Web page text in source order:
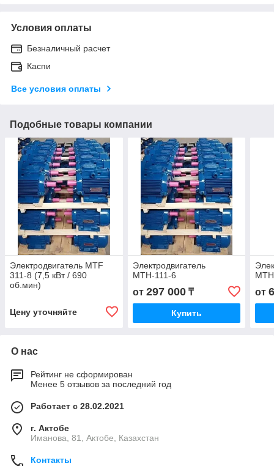
Условия оплаты
Безналичный расчет
Каспи
Все условия оплаты
Подобные товары компании
Электродвигатель MTF
311-8 (7,5 кВт / 690
об.мин)
Цену уточняйте
Электродвигатель
МТН-111-6
от 297 000₸
Купить
от
О нас
Рейтинг не сформирован
Менее 5 отзывов за последний год
Работает с 28.02.2021
г. Актобе
Иманова, 81, Актобе, Казахстан
Контакты